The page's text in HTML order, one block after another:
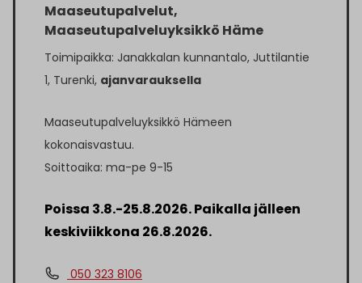
Maaseutupalvelut,
Maaseutupalveluyksikkö Häme
Toimipaikka: Janakkalan kunnantalo, Juttilantie
1, Turenki, ajanvarauksella
Maaseutupalveluyksikkö Hämeen
kokonaisvastuu.
Soittoaika: ma-pe 9-15
Poissa 3.8.-25.8.2026. Paikalla jälleen
keskiviikkona 26.8.2026.
050 323 8106